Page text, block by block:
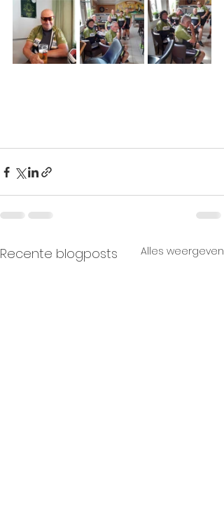
Recente blogposts Alles weergeven